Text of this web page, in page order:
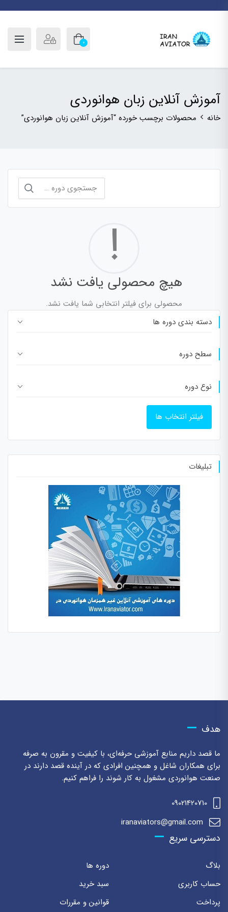
0
آموزش آنلاین زبان هوانوردی
خانه محصولات برچسب خورده “آموزش آنلاین زبان هوانوردی”
جستجو
برای:
!
هیچ محصولی یافت نشد
محصولی برای فیلتر انتخابی شما یافت نشد.
دسته بندی دوره ها
سطح دوره
نوع دوره
فیلتر انتخاب ها
تبلیغات
هدف
ما قصد داریم منابع آموزشی حرفه‌ای، با کیفیت و مقرون به صرفه
برای همکاران شاغل و همچنین افرادی که در آینده قصد دارند در
صنعت هوانوردی مشغول به کار شوند را فراهم کنیم.
09021420710
iranaviators@gmail.com
دسترسی سریع
بلاگ
دوره ها
حساب کاربری
سبد خرید
پرداخت
قوانین و مقررات